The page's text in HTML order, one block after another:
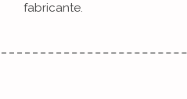
fabricante.